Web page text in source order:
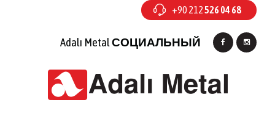
+90 212526 04 68
Adalı MetalСОЦИАЛЬНЫЙ